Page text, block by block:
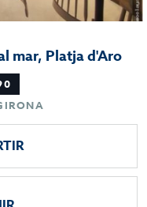
mar, Platja d'Aro